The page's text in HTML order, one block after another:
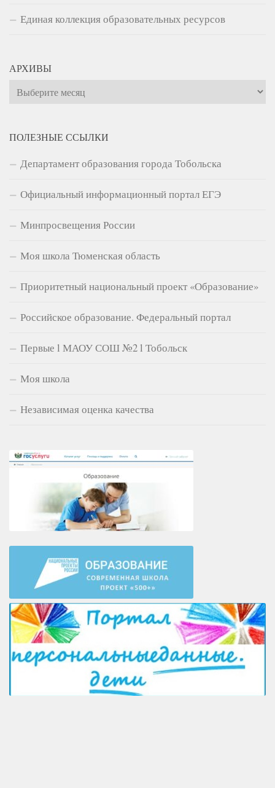
Единая коллекция образовательных ресурсов
АРХИВЫ
Архивы
ПОЛЕЗНЫЕ ССЫЛКИ
Департамент образования города Тобольска
Официальный информационный портал ЕГЭ
Минпросвещения России
Моя школа Тюменская область
Приоритетный национальный проект «Образование»
Российское образование. Федеральный портал
Первые l МАОУ СОШ №2 l Тобольск
Моя школа
Независимая оценка качества